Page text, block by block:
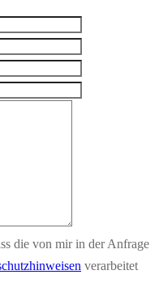
die von mir in der Anfrage
verarbeitet